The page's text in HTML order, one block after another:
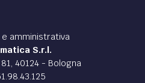
amministrativa
S.r.l.
40124 - Bologna